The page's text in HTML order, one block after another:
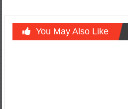
You May Also Like